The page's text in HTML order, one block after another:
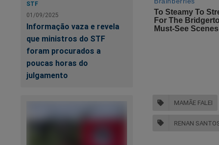
STF
01/09/2025
Informação vaza e revela
que ministros do STF
foram procurados a
poucas horas do
julgamento
Nào tive
"O dinheiro
entrou em
da
Eis mais um rolo
uma zona de
blonde" e, claro,
MAMÃE FALEI
RENAN